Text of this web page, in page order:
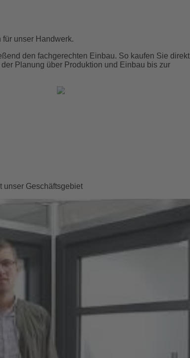
unser Handwerk.
den fachgerechten Einbau. So kaufen Sie direkt
Planung über Produktion und Einbau bis zur
unser Geschäftsgebiet